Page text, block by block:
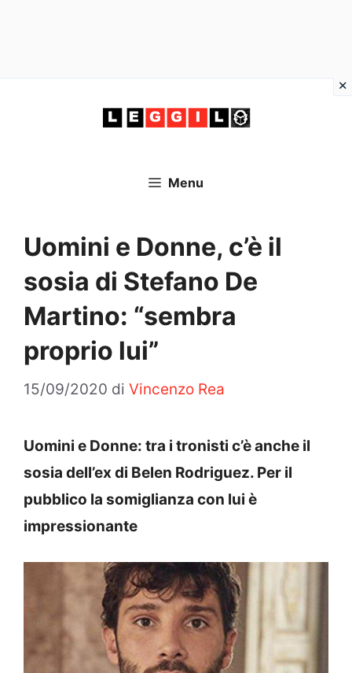
Menu
Uomini e Donne, c’è il
sosia di Stefano De
Martino: “sembra
proprio lui”
15/09/2020 di Vincenzo Rea
Uomini e Donne: tra i tronisti c’è anche il
sosia dell’ex di Belen Rodriguez. Per il
pubblico la somiglianza con lui è
impressionante